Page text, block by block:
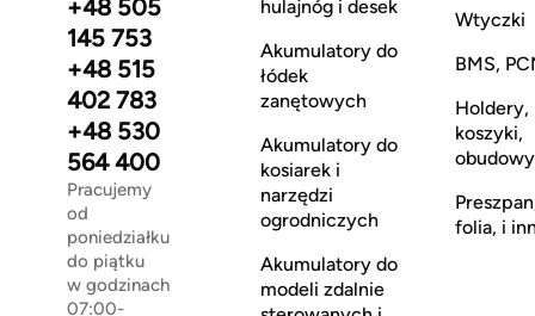
+48 505
145 753
+48 515
402 783
+48 530
564 400
Pracujemy
od
poniedziałku
do piątku
w godzinach
07:00-
hulajnóg i desek
Akumulatory do
łódek
zanętowych
Akumulatory do
kosiarek i
narzędzi
ogrodniczych
Akumulatory do
modeli zdalnie
Wtyczki
BMS,
Holdery,
koszyki,
obudowy
folia, i